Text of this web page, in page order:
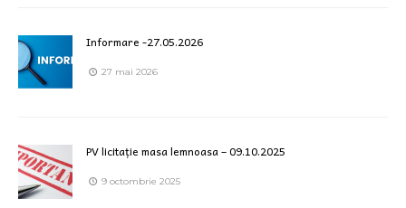
Informare -27.05.2026
27 mai 2026
PV licitație masa lemnoasa – 09.10.2025
9 octombrie 2025